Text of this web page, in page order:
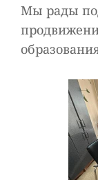
Мы рады